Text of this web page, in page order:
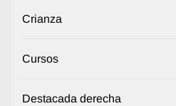
Crianza
Cursos
Destacada derecha